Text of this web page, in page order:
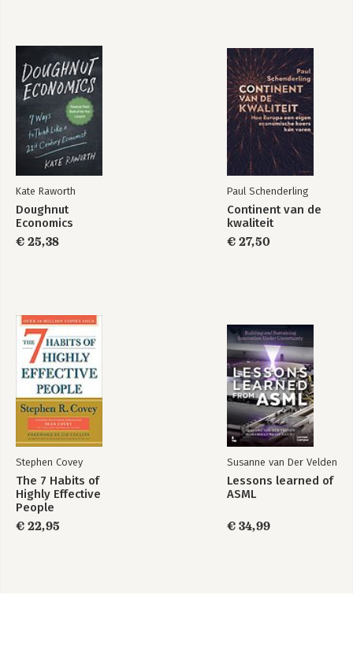
Formule X
De bijenherder -
Leidinggeven aan
zelfsturende teams,
hoe doe je dat?
Bekijk alle boeken
Kate Raworth
Doughnut
Economics
€ 25,38
Paul Schenderling
Continent van de
kwaliteit
€ 27,50
Stephen Covey
The 7 Habits of
Highly Effective
People
€ 22,95
Susanne van Der Velden
Lessons learned of
ASML
€ 34,99